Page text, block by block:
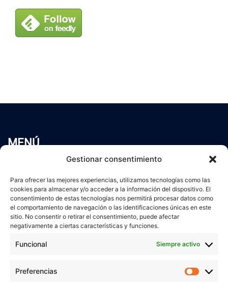
Gestionar consentimiento
Para ofrecer las mejores experiencias, utilizamos tecnologías como las
cookies para almacenar y/o acceder a la información del dispositivo. El
consentimiento de estas tecnologías nos permitirá procesar datos como
el comportamiento de navegación o las identificaciones únicas en este
sitio. No consentir o retirar el consentimiento, puede afectar
negativamente a ciertas características y funciones.
Funcional Siempre activo
Preferencias
MENÚ
Servicios
Blog
Contacto
Aviso Legal
Política de cookies